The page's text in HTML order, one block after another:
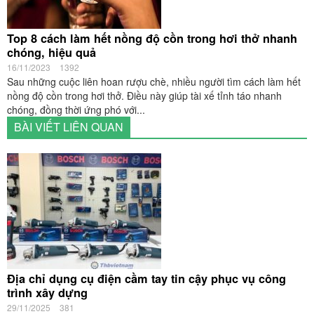
Top 8 cách làm hết nồng độ cồn trong hơi thở nhanh
chóng, hiệu quả
16/11/2023 1392
Sau những cuộc liên hoan rượu chè, nhiều người tìm cách làm hết
nồng độ cồn trong hơi thở. Điều này giúp tài xế tỉnh táo nhanh
chóng, đồng thời ứng phó với...
BÀI VIẾT LIÊN QUAN
Địa chỉ dụng cụ điện cầm tay tin cậy phục vụ công
trình xây dựng
29/11/2025 381